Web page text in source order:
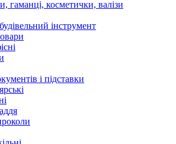
гаманці, косметички, валізи
інструмент
і підставки